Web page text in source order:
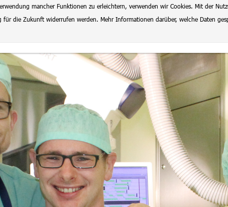
mancher Funktionen zu erleichtern, verwenden wir Cookies. Mit der
die Zukunft widerrufen werden. Mehr Informationen darüber, welche Daten